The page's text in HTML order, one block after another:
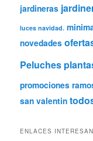
jardineras
luces navidad.
novedades
Peluches
promociones
san valentin
ENLACES